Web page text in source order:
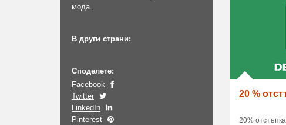
мода.
В други страни:
Споделете:
Facebook
Twitter
LinkedIn
Pinterest
20 %
20%